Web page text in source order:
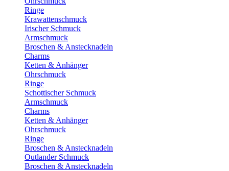
Ringe
Krawattenschmuck
Irischer Schmuck
Armschmuck
Broschen & Anstecknadeln
Charms
Ketten & Anhänger
Ohrschmuck
Ringe
Schottischer Schmuck
Armschmuck
Charms
Ketten & Anhänger
Ohrschmuck
Ringe
Broschen & Anstecknadeln
Outlander Schmuck
Broschen & Anstecknadeln